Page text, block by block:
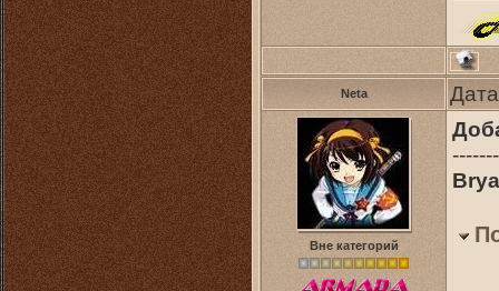
Neta
Вне категорий